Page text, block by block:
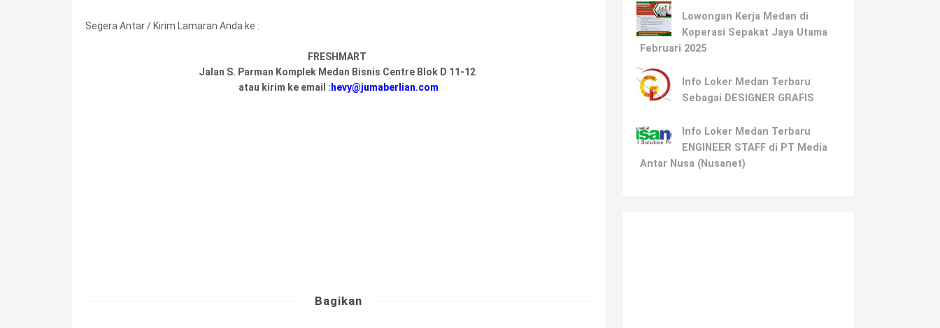
Segera Antar / Kirim Lamaran Anda ke :
FRESHMART
Jalan S. Parman Komplek Medan Bisnis Centre Blok D 11-12
atau kirim ke email : hevy@jumaberlian.com
Bagikan
Lowongan Kerja Medan di
Koperasi Sepakat Jaya Utama
Februari 2025
Info Loker Medan Terbaru
Sebagai DESIGNER GRAFIS
Info Loker Medan Terbaru
ENGINEER STAFF di PT Media
Antar Nusa (Nusanet)